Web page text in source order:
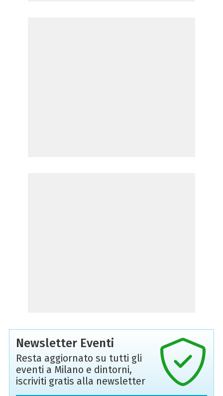
Newsletter Eventi
Resta aggiornato su tutti gli
eventi a Milano e dintorni,
iscriviti gratis alla newsletter